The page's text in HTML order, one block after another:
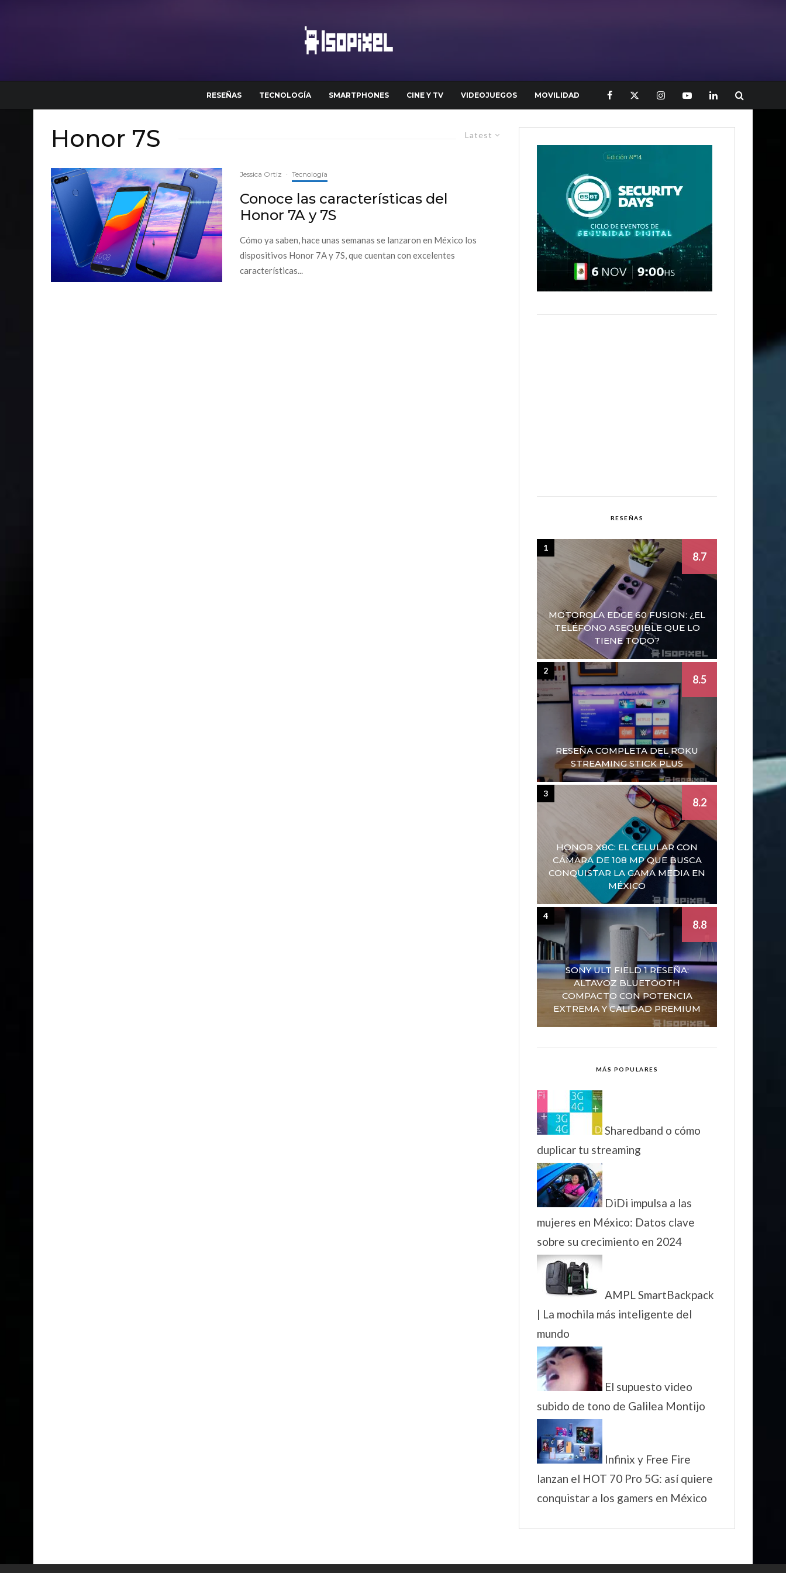
RESEÑAS TECNOLOGÍA SMARTPHONES CINE Y TV VIDEOJUEGOS MOVILIDAD
Latest
Honor 7S
Jessica Ortiz · Tecnología
Conoce las características del
Honor 7A y 7S
Cómo ya saben, hace unas semanas se lanzaron en México los
dispositivos Honor 7A y 7S, que cuentan con excelentes
características...
RESEÑAS
MOTOROLA EDGE 60 FUSION: ¿EL
TELÉFONO ASEQUIBLE QUE LO
TIENE TODO?
8.7
1
RESEÑA COMPLETA DEL ROKU
STREAMING STICK PLUS
8.5
2
HONOR X8C: EL CELULAR CON
CÁMARA DE 108 MP QUE BUSCA
CONQUISTAR LA GAMA MEDIA EN
MÉXICO
8.2
3
SONY ULT FIELD 1 RESEÑA:
ALTAVOZ BLUETOOTH
COMPACTO CON POTENCIA
EXTREMA Y CALIDAD PREMIUM
8.8
4
MÁS POPULARES
Sharedband o cómo
duplicar tu streaming
DiDi impulsa a las
mujeres en México: Datos clave
sobre su crecimiento en 2024
AMPL SmartBackpack
| La mochila más inteligente del
mundo
El supuesto video
subido de tono de Galilea Montijo
Infinix y Free Fire
lanzan el HOT 70 Pro 5G: así quiere
conquistar a los gamers en México